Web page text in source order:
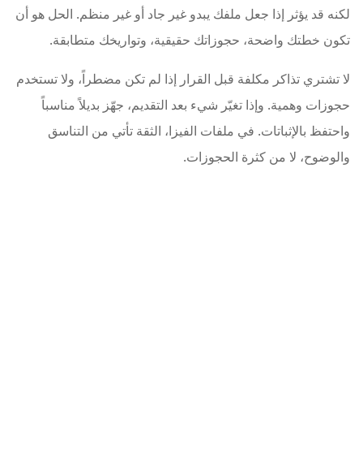
لكنه قد يؤثر إذا جعل ملفك يبدو غير جاد أو غير منظم. الحل هو أن
تكون خطتك واضحة، حجوزاتك حقيقية، وتواريخك متطابقة.
لا تشتري تذاكر مكلفة قبل القرار إذا لم تكن مضطراً، ولا تستخدم
حجوزات وهمية. وإذا تغيّر شيء بعد التقديم، جهّز بديلاً مناسباً
واحتفظ بالإثباتات. في ملفات الفيزا، الثقة تأتي من التناسق
والوضوح، لا من كثرة الحجوزات.